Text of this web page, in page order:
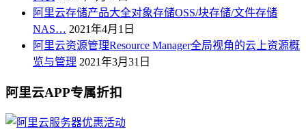
阿里云存储产品大全对象存储OSS/块存储/文件存储
NAS… 2021年4月1日
阿里云资源管理Resource Manager全局视角的云上资源概
览与管理 2021年3月31日
阿里云APP专属折扣